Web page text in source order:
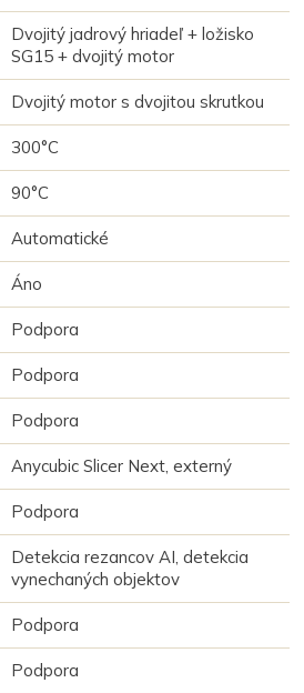
Dvojitý jadrový hriadeľ + ložisko
SG15 + dvojitý motor
Dvojitý motor s dvojitou skrutkou
300°C
90°C
Automatické
Áno
Podpora
Podpora
Podpora
Anycubic Slicer Next, externý
Podpora
Detekcia rezancov AI, detekcia
vynechaných objektov
Podpora
Podpora